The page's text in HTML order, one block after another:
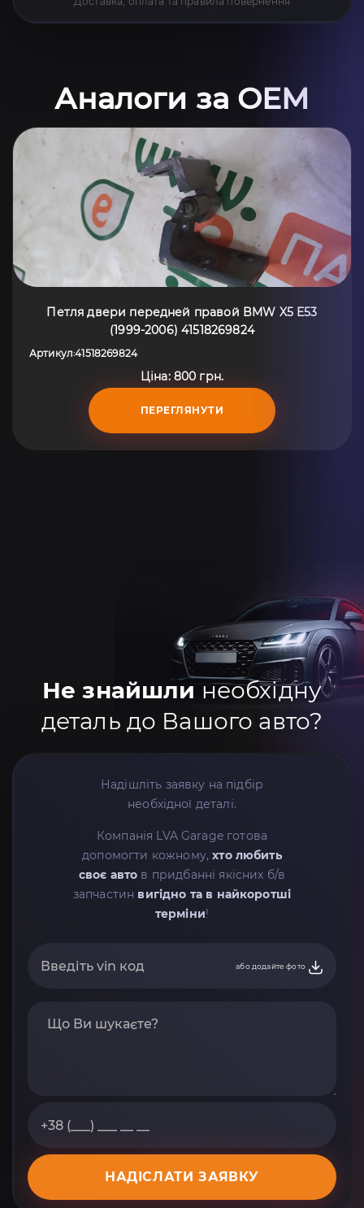
Аналоги за OEM
Петля двери передней правой BMW X5 E53
(1999-2006) 41518269824
Артикул:41518269824
Ціна: 800 грн.
ПЕРЕГЛЯНУТИ
Не знайшли необхідну
деталь до Вашого авто?
Надішліть заявку на підбір
необхідної деталі.
Компанія LVA Garage готова
допомогти кожному,хто любить
своє авто в придбанні якісних б/в
запчастин вигідно та в найкоротші
терміни!
або додайте фото
НАДІСЛАТИ ЗАЯВКУ